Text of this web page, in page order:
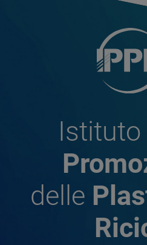
Istituto
delle